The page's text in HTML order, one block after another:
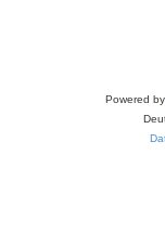
Powered by